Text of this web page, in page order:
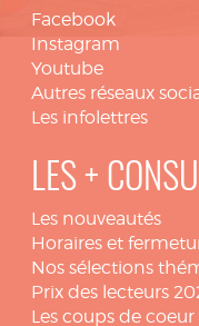
Facebook
Instagram
Youtube
Autres réseaux
Les infolettres
LES +
Les nouveautés
Horaires et
Nos sélections
Prix des lecteurs
Les coups de coeur